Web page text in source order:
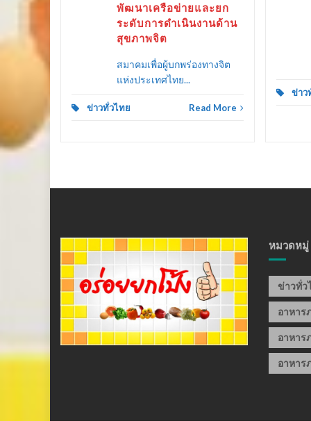
พัฒนาเครือข่ายและยก
ระดับการดำเนินงานด้าน
สุขภาพจิต
สมาคมเพื่อผู้บกพร่องทางจิต
แห่งประเทศไทย...
ข่าวทั่วไทย Read More
ข่าว
หมวดหมู่
ข่าวทั่ว
อาหาร
อาหาร
อาหาร